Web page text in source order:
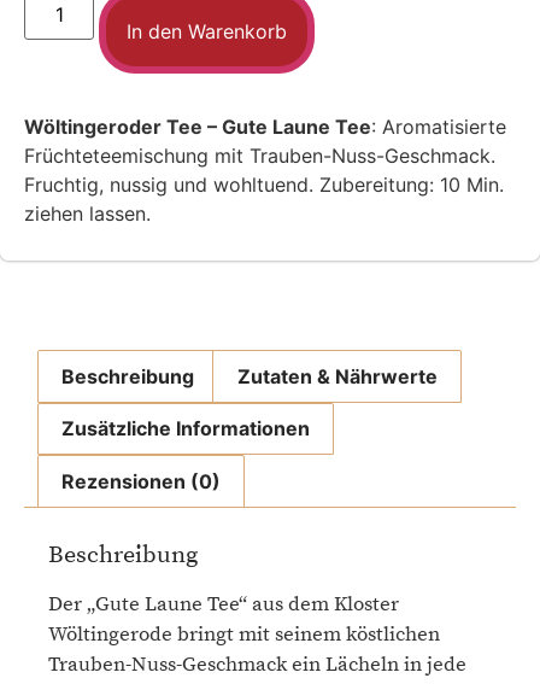
In den Warenkorb
Wöltingeroder Tee – Gute Laune Tee: Aromatisierte
Früchteteemischung mit Trauben-Nuss-Geschmack.
Fruchtig, nussig und wohltuend. Zubereitung: 10 Min.
ziehen lassen.
Beschreibung Zutaten & Nährwerte
Zusätzliche Informationen
Rezensionen (0)
Beschreibung
Der „Gute Laune Tee“ aus dem Kloster
Wöltingerode bringt mit seinem köstlichen
Trauben-Nuss-Geschmack ein Lächeln in jede